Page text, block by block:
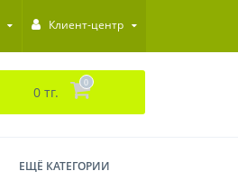
Клиент-центр
0 тг.
0
ЕЩЁ КАТЕГОРИИ